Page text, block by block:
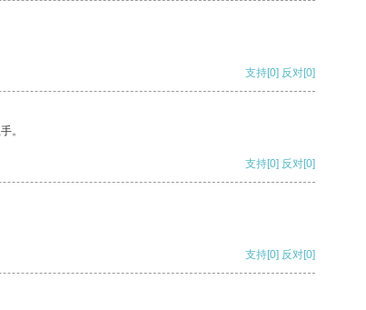
支持[0] 反对[0]
。
支持[0] 反对[0]
支持[0] 反对[0]